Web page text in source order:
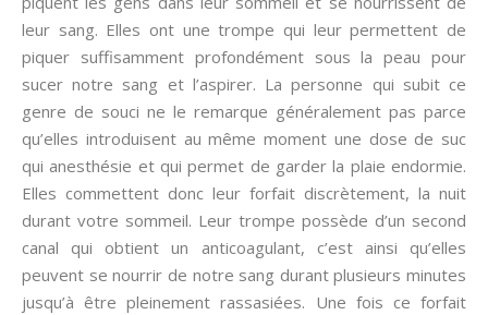
leur sang. Elles ont une trompe qui leur permettent de
piquer suffisamment profondément sous la peau pour
sucer notre sang et l’aspirer. La personne qui subit ce
genre de souci ne le remarque généralement pas parce
qu’elles introduisent au même moment une dose de suc
qui anesthésie et qui permet de garder la plaie endormie.
Elles commettent donc leur forfait discrètement, la nuit
durant votre sommeil. Leur trompe possède d’un second
canal qui obtient un anticoagulant, c’est ainsi qu’elles
peuvent se nourrir de notre sang durant plusieurs minutes
jusqu’à être pleinement rassasiées. Une fois ce forfait